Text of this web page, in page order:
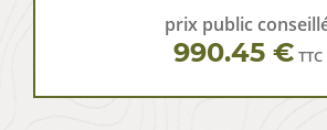
prix public
990.45 € TTC